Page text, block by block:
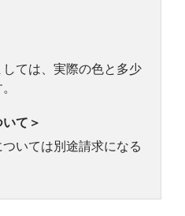
ては、実際の色と多少
て＞
いては別途請求になる